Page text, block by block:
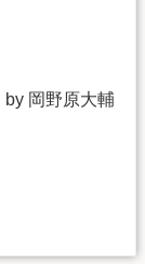
by 岡野原大輔